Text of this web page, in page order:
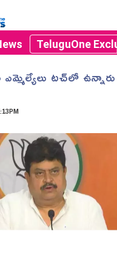
TeluguOne
ఎమ్మెల్యేలు టచ్‌లో